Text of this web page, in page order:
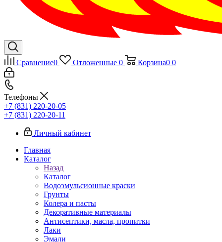
Сравнение0 Отложенные 0 Корзина0 0
Телефоны
+7 (831) 220-20-05
+7 (831) 220-20-11
Личный кабинет
Главная
Каталог
Назад
Каталог
Водоэмульсионные краски
Грунты
Колера и пасты
Декоративные материалы
Антисептики, масла, пропитки
Лаки
Эмали